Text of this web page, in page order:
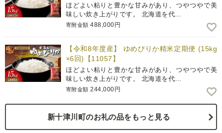
ほどよい粘りと豊かな甘みがあり、つやつやで美
味しい炊き上がりです。 北海道を代…
寄附金額 488,000円
【令和8年度産】 ゆめぴりか精米定期便 (15kg
×6回)【11057】
ほどよい粘りと豊かな甘みがあり、つやつやで美
味しい炊き上がりです。 北海道を代…
寄附金額 244,000円
新十津川町のお礼の品をもっと見る